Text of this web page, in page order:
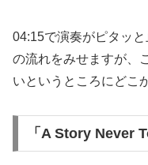
04:15で演奏がピタッ
の流れをみせますが、
いというところにどこ
「A Story Never